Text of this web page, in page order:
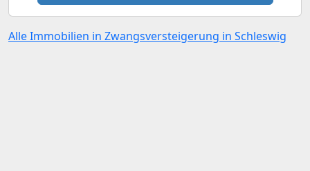
Alle Immobilien in Zwangsversteigerung in Schleswig